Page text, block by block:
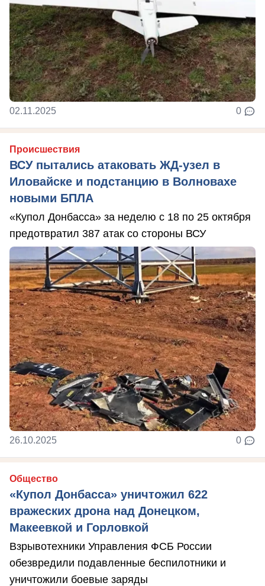
02.11.2025 0
Происшествия
ВСУ пытались атаковать ЖД-узел в
Иловайске и подстанцию в Волновахе
новыми БПЛА
«Купол Донбасса» за неделю с 18 по 25 октября
предотвратил 387 атак со стороны ВСУ
26.10.2025 0
Общество
«Купол Донбасса» уничтожил 622
вражеских дрона над Донецком,
Макеевкой и Горловкой
Взрывотехники Управления ФСБ России
обезвредили подавленные беспилотники и
уничтожили боевые заряды